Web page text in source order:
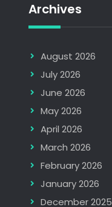
Archives
August 2026
July 2026
June 2026
May 2026
April 2026
March 2026
February 2026
January 2026
December 2025